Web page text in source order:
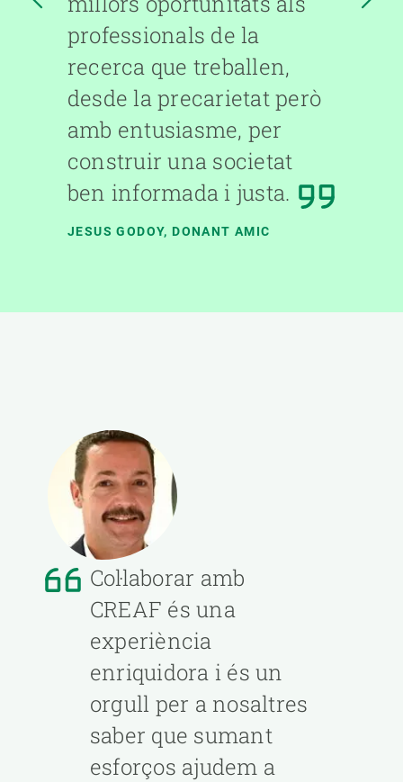
professionals de la
recerca que treballen,
desde la precarietat però
amb entusiasme, per
construir una societat
ben informada i justa.
JESUS GODOY, DONANT AMIC
Col·laborar amb
CREAF és una
experiència
enriquidora i és un
orgull per a nosaltres
saber que sumant
esforços ajudem a